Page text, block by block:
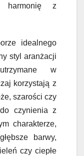
harmonię z
idealnego
styl aranżacji
w
korzystają z
szarości czy
czynienia z
charakterze,
barwy,
czy ciepłe